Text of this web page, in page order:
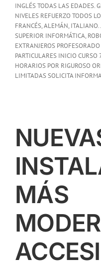
INGLÉS TODAS LAS EDADES.
NIVELES REFUERZO TODOS
FRANCÉS, ALEMÁN,
SUPERIOR INFORMÁTICA,
EXTRANJEROS
PARTICULARES INICIO CURSO
HORARIOS POR RIGUROSO
LIMITADAS SOLICITA
MÁS